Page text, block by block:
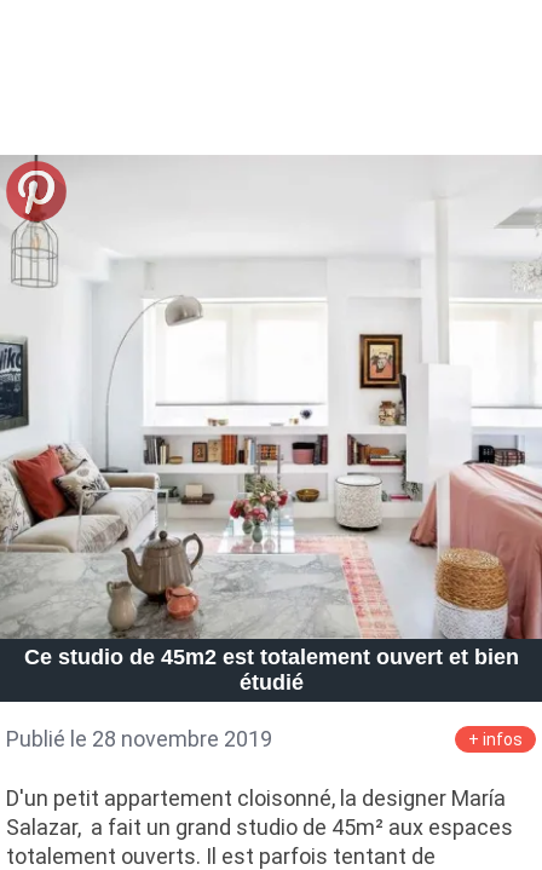
Ce studio de 45m2 est totalement ouvert et bien
étudié
Publié le 28 novembre 2019 + infos
D'un petit appartement cloisonné, la designer María
Salazar, a fait un grand studio de 45m² aux espaces
totalement ouverts. Il est parfois tentant de